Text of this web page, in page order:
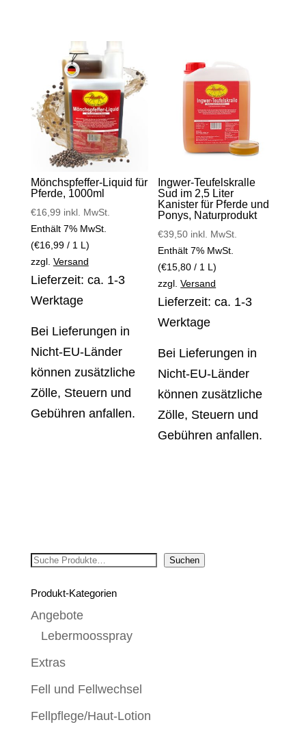
Mönchspfeffer-Liquid für
Pferde, 1000ml
€16,99 inkl. MwSt.
Enthält 7% MwSt.
(€16,99/ 1 L)
zzgl. Versand
Lieferzeit: ca. 1-3
Werktage
Bei Lieferungen in
Nicht-EU-Länder
können zusätzliche
Zölle, Steuern und
Gebühren anfallen.
Ingwer-Teufelskralle
Sud im 2,5 Liter
Kanister für Pferde und
Ponys, Naturprodukt
€39,50 inkl. MwSt.
Enthält 7% MwSt.
(€15,80 / 1 L)
zzgl.Versand
Lieferzeit: ca. 1-3
Werktage
Bei Lieferungen in
Nicht-EU-Länder
können zusätzliche
Zölle, Steuern und
Gebühren anfallen.
Suchen Suchen
Produkt-Kategorien
Angebote
Lebermoosspray
Extras
Fell und Fellwechsel
Fellpflege/Haut-Lotion